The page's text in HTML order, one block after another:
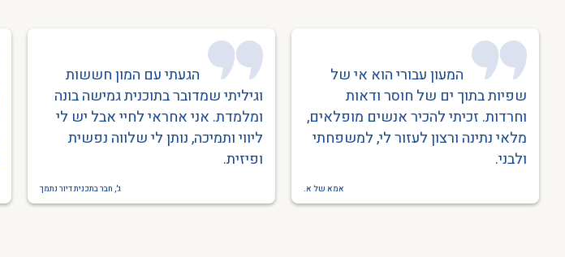
המעון עבורי הוא אי של
שפיות בתוך ים של חוסר ודאות
וחרדות. זכיתי להכיר אנשים מופלאים,
מלאי נתינה ורצון לעזור לי, למשפחתי
ולבני.
אמא של א.
הגעתי עם המון חששות
וגיליתי שמדובר בתוכנית גמישה בונה
ומלמדת. אני אחראי לחיי אבל יש לי
ליווי ותמיכה, נותן לי שלווה נפשית
ופיזית.
ג', חבר בתכנית דיור נתמך